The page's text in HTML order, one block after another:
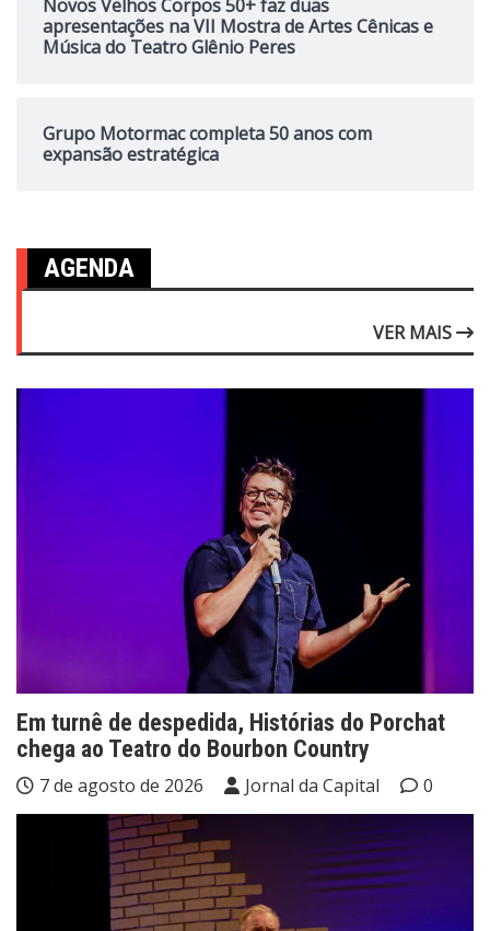
Novos Velhos Corpos 50+ faz duas
apresentações na VII Mostra de Artes Cênicas e
Música do Teatro Glênio Peres
Grupo Motormac completa 50 anos com
expansão estratégica
AGENDA
VER MAIS
Em turnê de despedida, Histórias do Porchat
chega ao Teatro do Bourbon Country
7 de agosto de 2026 Jornal da Capital 0